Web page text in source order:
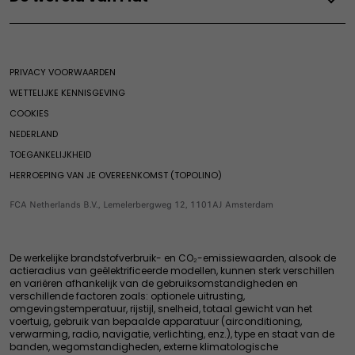
Doblo
Hybride
Grizzly
Grizzly Fastback
Grande Panda Hybride
500 Hybride
500 Hybride Dolcevita
Acties particulier
Acties zakelijk
Onderhoud
Servicepakketten
Airco check & Reiniging
Zakelijke klanten
Onderdelen & Accessoires
Accessories
Webshop
Garanties & Overige Services
Exclusieve Services
Fabrieksgarantie
Assistance Pechhulp
Connected services
Onderdelen & Accessoires
Garanties & Overige Services
Exclusieve services voor professionals
Onderhoud voor oudere voertuigen
Heritage
Nieuws & Events
Merchandise
Speciale edities
Beëindige modellen
PRIVACY VOORWAARDEN
WETTELIJKE KENNISGEVING
COOKIES
NEDERLAND
TOEGANKELIJKHEID
HERROEPING VAN JE OVEREENKOMST (TOPOLINO)
FCA Netherlands B.V., Lemelerbergweg 12, 1101AJ Amsterdam
De werkelijke brandstofverbruik- en CO₂-emissiewaarden, alsook de
actieradius van geëlektrificeerde modellen, kunnen sterk verschillen
en variëren afhankelijk van de gebruiksomstandigheden en
verschillende factoren zoals: optionele uitrusting,
omgevingstemperatuur, rijstijl, snelheid, totaal gewicht van het
voertuig, gebruik van bepaalde apparatuur (airconditioning,
verwarming, radio, navigatie, verlichting, enz.), type en staat van de
banden, wegomstandigheden, externe klimatologische